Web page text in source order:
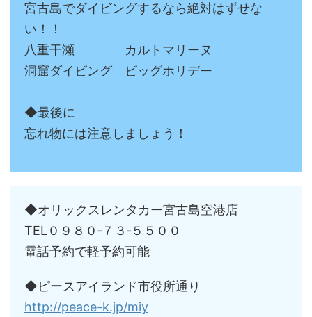
宮古島でダイビングするなら絶対はずせな
い！！
八重干瀬 カルトマリーヌ
洞窟ダイビング ビッグホリデー
◆最後に
忘れ物には注意しましょう！
◆オリックスレンタカー宮古島空港店
TEL０９８０‐７３‐５５００
電話予約で軽予約可能
◆ピースアイランド市役所通り
http://peace-k.jp/miy